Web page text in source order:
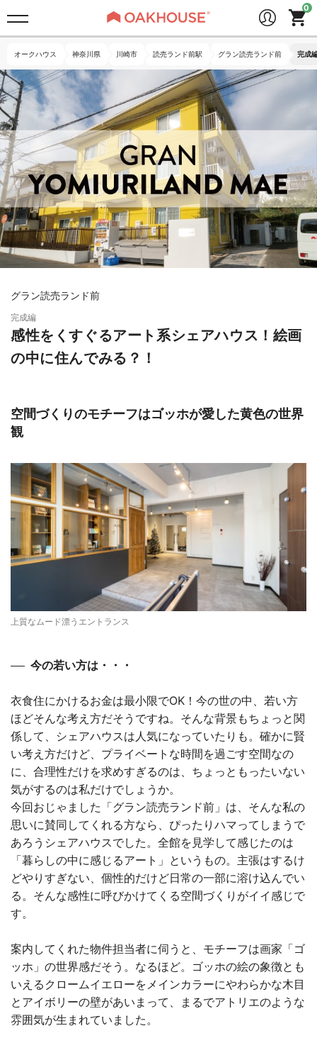
オークハウス 神奈川県 川崎市 読売ランド前駅 グラン読売ランド前 完成
グラン読売ランド前
完成編
感性をくすぐるアート系シェアハウス！絵画
の中に住んでみる？！
空間づくりのモチーフはゴッホが愛した黄色の世界
観
上質なムード漂うエントランス
今の若い方は・・・
衣食住にかけるお金は最小限でOK！今の世の中、若い方
ほどそんな考え方だそうですね。そんな背景もちょっと関
係して、シェアハウスは人気になっていたりも。確かに賢
い考え方だけど、プライベートな時間を過ごす空間なの
に、合理性だけを求めすぎるのは、ちょっともったいない
気がするのは私だけでしょうか。
今回おじゃました「グラン読売ランド前」は、そんな私の
思いに賛同してくれる方なら、ぴったりハマってしまうで
あろうシェアハウスでした。全館を見学して感じたのは
「暮らしの中に感じるアート」というもの。主張はするけ
どやりすぎない、個性的だけど日常の一部に溶け込んでい
る。そんな感性に呼びかけてくる空間づくりがイイ感じで
す。
案内してくれた物件担当者に伺うと、モチーフは画家「ゴ
ッホ」の世界感だそう。なるほど。ゴッホの絵の象徴とも
いえるクロームイエローをメインカラーにやわらかな木目
とアイボリーの壁があいまって、まるでアトリエのような
雰囲気が生まれていました。